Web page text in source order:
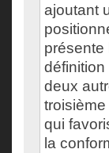
ajoutant
présente
deux
qui
la